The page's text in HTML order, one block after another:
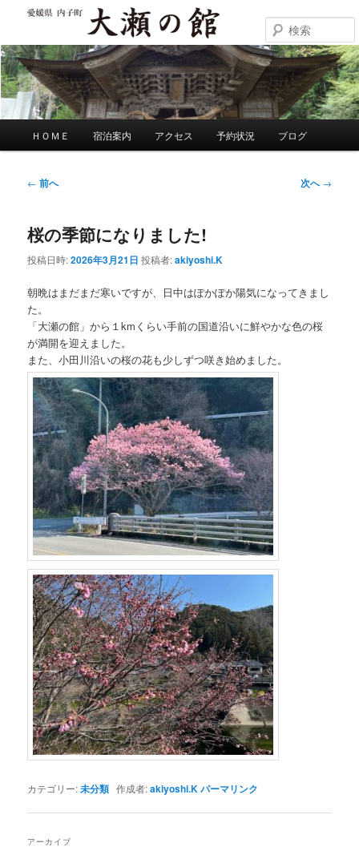
ン
コ
ン
テ
大瀬の館
ＨＯＭＥ 宿泊案内 アクセス 予約状況 ブログ
投
ビ
ゲ
ー
ョ
ン
← 前へ 次へ→
桜の季節になりました!
投稿日時:2026年3月21日 投稿者:akiyoshi.K
朝晩はまだまだ寒いですが、日中はぽかぽか陽気になってきまし
た。
「大瀬の館」から１kmくらい手前の国道沿いに鮮やかな色の桜
が満開を迎えました。
また、小田川沿いの桜の花も少しずつ咲き始めました。
カテゴリー:未分類 作成者:akiyoshi.Kパーマリンク
アーカイブ